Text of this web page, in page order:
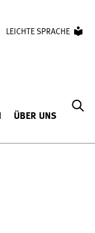
LEICHTE SPRACHE
ÜBER UNS